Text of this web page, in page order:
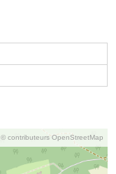
© contributeurs OpenStreetMap